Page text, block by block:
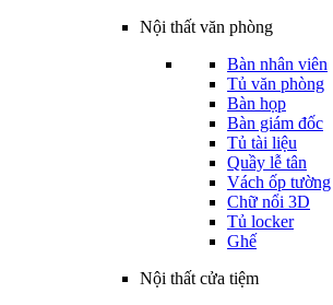
Nội thất văn phòng
Bàn nhân viên
Tủ văn phòng
Bàn họp
Bàn giám đốc
Tủ tài liệu
Quầy lễ tân
Vách ốp tường
Chữ nổi 3D
Tủ locker
Ghế
Nội thất cửa tiệm